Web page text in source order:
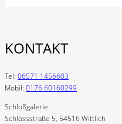
KONTAKT
Tel: 06571 1456603
Mobil: 0176 60160299
Schloßgalerie
Schlossstraße 5, 54516 Wittlich